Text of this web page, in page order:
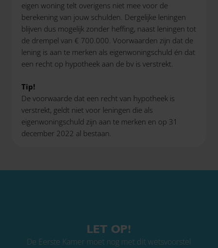
eigen woning telt overigens niet mee voor de
berekening van jouw schulden. Dergelijke leningen
blijven dus mogelijk zonder heffing, naast leningen tot
de drempel van € 700.000. Voorwaarden zijn dat de
lening is aan te merken als eigenwoningschuld én dat
een recht op hypotheek aan de bv is verstrekt.
Tip!
De voorwaarde dat een recht van hypotheek is
verstrekt, geldt niet voor leningen die als
eigenwoningschuld zijn aan te merken en op 31
december 2022 al bestaan.
LET OP!
De Eerste Kamer moet nog met dit wetsvoorstel